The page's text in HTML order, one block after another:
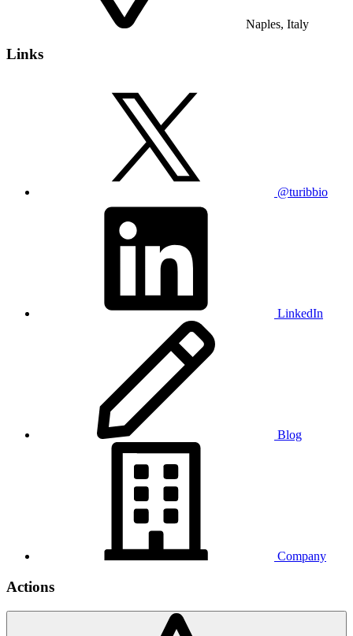
Naples, Italy
Links
@turibbio
LinkedIn
Blog
Company
Actions